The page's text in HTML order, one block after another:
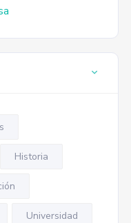
Historia
Universidad